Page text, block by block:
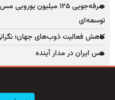
صرفه‌جویی ۱۲۵ میلیون
توسعه‌ای
کاهش فعالیت ذوب‌های جهان؛
مس ایران در مدار آینده